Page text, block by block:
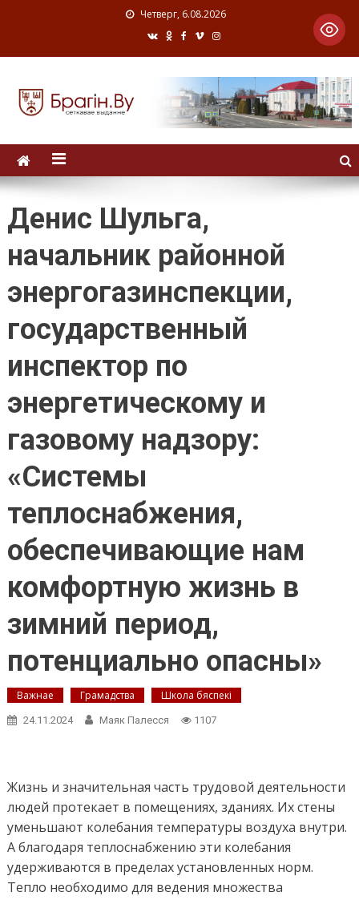
Четверг, 6.08.2026
Денис Шульга,
начальник районной
энергогазинспекции,
государственный
инспектор по
энергетическому и
газовому надзору:
«Системы
теплоснабжения,
обеспечивающие нам
комфортную жизнь в
зимний период,
потенциально опасны»
Важнае Грамадства Школа бяспекі
24.11.2024 Маяк Палесся 1107
Жизнь и значительная часть трудовой деятельности
людей протекает в помещениях, зданиях. Их стены
уменьшают колебания температуры воздуха внутри.
А благодаря теплоснабжению эти колебания
удерживаются в пределах установленных норм.
Тепло необходимо для ведения множества